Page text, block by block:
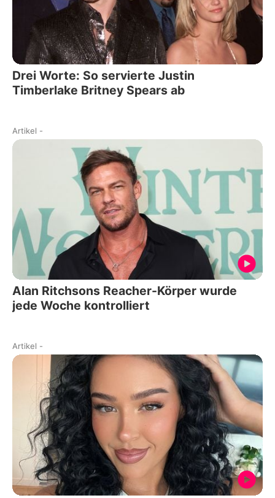
Drei Worte: So servierte Justin
Timberlake Britney Spears ab
Artikel -
Alan Ritchsons Reacher-Körper wurde
jede Woche kontrolliert
Artikel -